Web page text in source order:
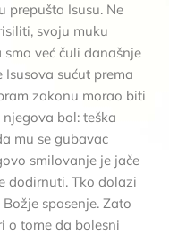
prepušta Isusu. Ne
svoju muku
već čuli današnje
sućut prema
zakonu morao biti
bol: teška
mu se gubavac
smilovanje je jače
dodirnuti. Tko dolazi
spasenje. Zato
o tome da bolesni